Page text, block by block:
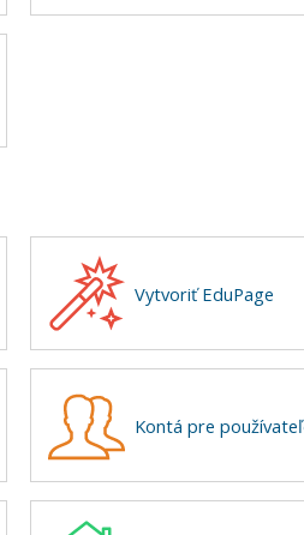
Vytvoriť EduPage
Kontá pre